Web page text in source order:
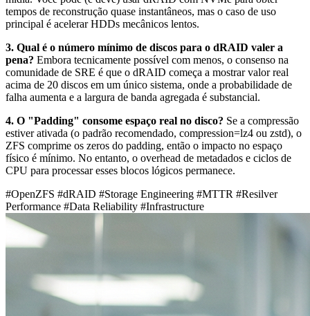
tempos de reconstrução quase instantâneos, mas o caso de uso
principal é acelerar HDDs mecânicos lentos.
3. Qual é o número mínimo de discos para o dRAID valer a
pena? Embora tecnicamente possível com menos, o consenso na
comunidade de SRE é que o dRAID começa a mostrar valor real
acima de 20 discos em um único sistema, onde a probabilidade de
falha aumenta e a largura de banda agregada é substancial.
4. O "Padding" consome espaço real no disco? Se a compressão
estiver ativada (o padrão recomendado, compression=lz4 ou zstd), o
ZFS comprime os zeros do padding, então o impacto no espaço
físico é mínimo. No entanto, o overhead de metadados e ciclos de
CPU para processar esses blocos lógicos permanece.
#OpenZFS #dRAID #Storage Engineering #MTTR #Resilver
Performance #Data Reliability #Infrastructure